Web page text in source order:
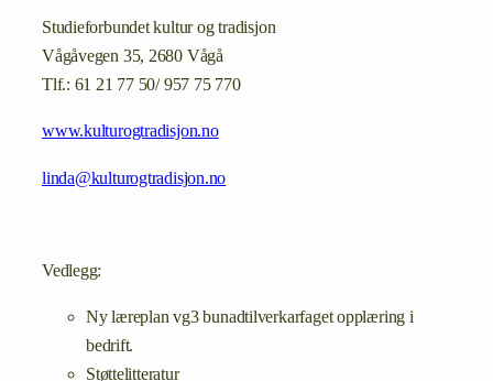
Studieforbundet kultur og tradisjon
Vågåvegen 35, 2680 Vågå
Tlf.: 61 21 77 50/ 957 75 770
www.kulturogtradisjon.no
linda@kulturogtradisjon.no
Vedlegg:
Ny læreplan vg3 bunadtilverkarfaget opplæring i
bedrift.
Støttelitteratur